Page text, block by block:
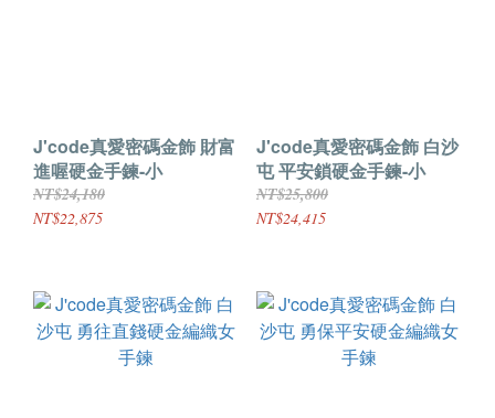
J'code真愛密碼金飾 財富
進喔硬金手鍊-小
NT$24,180
NT$22,875
J'code真愛密碼金飾 白沙
屯 平安鎖硬金手鍊-小
NT$25,800
NT$24,415